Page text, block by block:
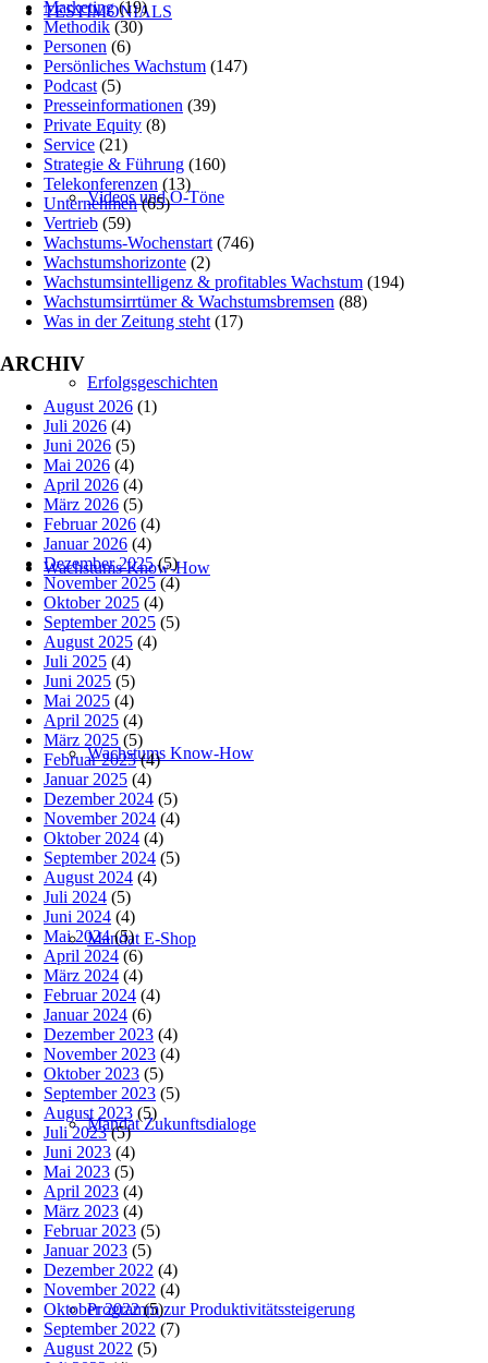
TESTIMONIALS
Videos und O-Töne
Erfolgsgeschichten
Wachstums Know-How
Wachstums Know-How
Mandat E-Shop
Mandat Zukunftsdialoge
Programm zur Produktivitätssteigerung
Marketing(19)
Methodik (30)
Personen (6)
Persönliches Wachstum (147)
Podcast(5)
Presseinformationen (39)
Private Equity (8)
Service (21)
Strategie & Führung (160)
Telekonferenzen (13)
Unternehmen(65)
Vertrieb (59)
Wachstums-Wochenstart(746)
Wachstumshorizonte (2)
Wachstumsintelligenz & profitables Wachstum (194)
Wachstumsirrtümer & Wachstumsbremsen (88)
Was in der Zeitung steht(17)
ARCHIV
August 2026 (1)
Juli 2026 (4)
Juni 2026 (5)
Mai 2026 (4)
April 2026 (4)
März 2026 (5)
Februar 2026 (4)
Januar 2026 (4)
Dezember 2025(5)
November 2025 (4)
Oktober 2025 (4)
September 2025 (5)
August 2025 (4)
Juli 2025 (4)
Juni 2025 (5)
Mai 2025 (4)
April 2025 (4)
März 2025 (5)
Februar 2025(4)
Januar 2025 (4)
Dezember 2024 (5)
November 2024 (4)
Oktober 2024 (4)
September 2024 (5)
August 2024 (4)
Juli 2024 (5)
Juni 2024 (4)
Mai 2024(5)
April 2024 (6)
März 2024 (4)
Februar 2024 (4)
Januar 2024 (6)
Dezember 2023 (4)
November 2023 (4)
Oktober 2023 (5)
September 2023 (5)
August 2023 (5)
Juli 2023(5)
Juni 2023 (4)
Mai 2023 (5)
April 2023 (4)
März 2023 (4)
Februar 2023 (5)
Januar 2023 (5)
Dezember 2022 (4)
November 2022 (4)
Oktober 2022(5)
September 2022 (7)
August 2022 (5)